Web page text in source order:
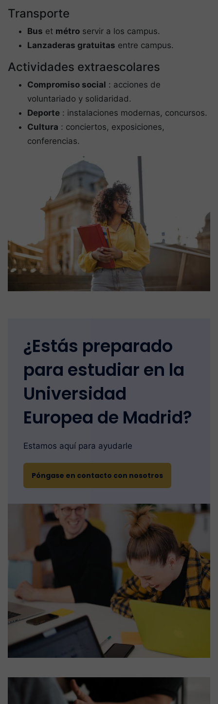
Transporte
Bus et métro servir a los campus.
Lanzaderas gratuitas entre campus.
Actividades extraescolares
Compromiso social : acciones de
voluntariado y solidaridad.
Deporte : instalaciones modernas, concursos.
Cultura : conciertos, exposiciones,
conferencias.
¿Estás preparado
para estudiar en la
Universidad
Europea de Madrid?
Estamos aquí para ayudarle
Póngase en contacto con nosotros